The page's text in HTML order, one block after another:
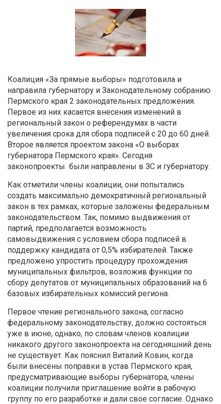
Коалиция «За прямые выборы» подготовила и
направила губернатору и Законодательному собранию
Пермского края 2 законодательных предложения.
Первое из них касается внесения изменений в
региональный закон о референдумах в части
увеличения срока для сбора подписей с 20 до 60 дней.
Второе является проектом закона «О выборах
губернатора Пермского края». Сегодня
законопроекты были направлены в ЗС и губернатору.
Как отметили члены коалиции, они попытались
создать максимально демократичный региональный
закон в тех рамках, которые заложены федеральным
законодательством. Так, помимо выдвижения от
партий, предполагается возможность
самовыдвижения с условием сбора подписей в
поддержку кандидата от 0,5% избирателей. Также
предложено упростить процедуру прохождения
муниципальных фильтров, возложив функции по
сбору депутатов от муниципальных образований на 6
базовых избирательных комиссий региона.
Первое чтение регионального закона, согласно
федеральному законодательству, должно состояться
уже в июне, однако, по словам членов коалиции
никакого другого законопроекта на сегодняшний день
не существует. Как пояснил Виталий Ковин, когда
были внесены поправки в устав Пермского края,
предусматривающие выборы губернатора, члены
коалиции получили приглашение войти в рабочую
группу по его разработке и дали свое согласие. Однако